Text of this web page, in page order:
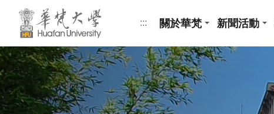
跳到頁面主要內容區
:::
關於華梵 新聞活動